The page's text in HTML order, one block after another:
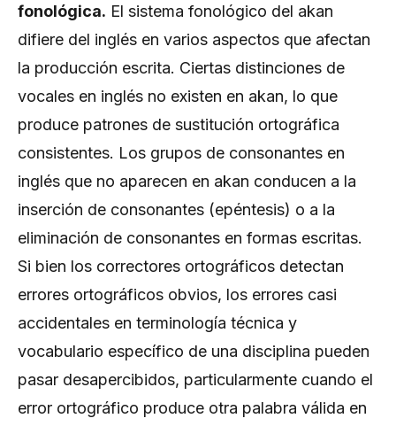
fonológica. El sistema fonológico del akan
difiere del inglés en varios aspectos que afectan
la producción escrita. Ciertas distinciones de
vocales en inglés no existen en akan, lo que
produce patrones de sustitución ortográfica
consistentes. Los grupos de consonantes en
inglés que no aparecen en akan conducen a la
inserción de consonantes (epéntesis) o a la
eliminación de consonantes en formas escritas.
Si bien los correctores ortográficos detectan
errores ortográficos obvios, los errores casi
accidentales en terminología técnica y
vocabulario específico de una disciplina pueden
pasar desapercibidos, particularmente cuando el
error ortográfico produce otra palabra válida en